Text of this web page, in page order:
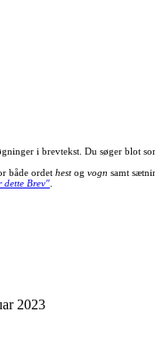
i brevtekst. Du søger blot
både ordet hestog vogn samt
dette Brev".
2023